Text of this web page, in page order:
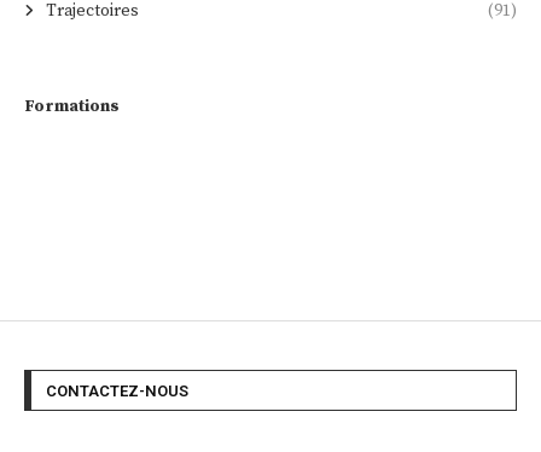
Trajectoires (91)
Formations
CONTACTEZ-NOUS